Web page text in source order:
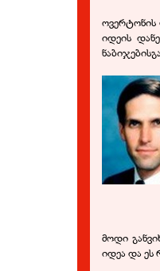
ოვერტონის
იდეის
მოდი
იდეა და